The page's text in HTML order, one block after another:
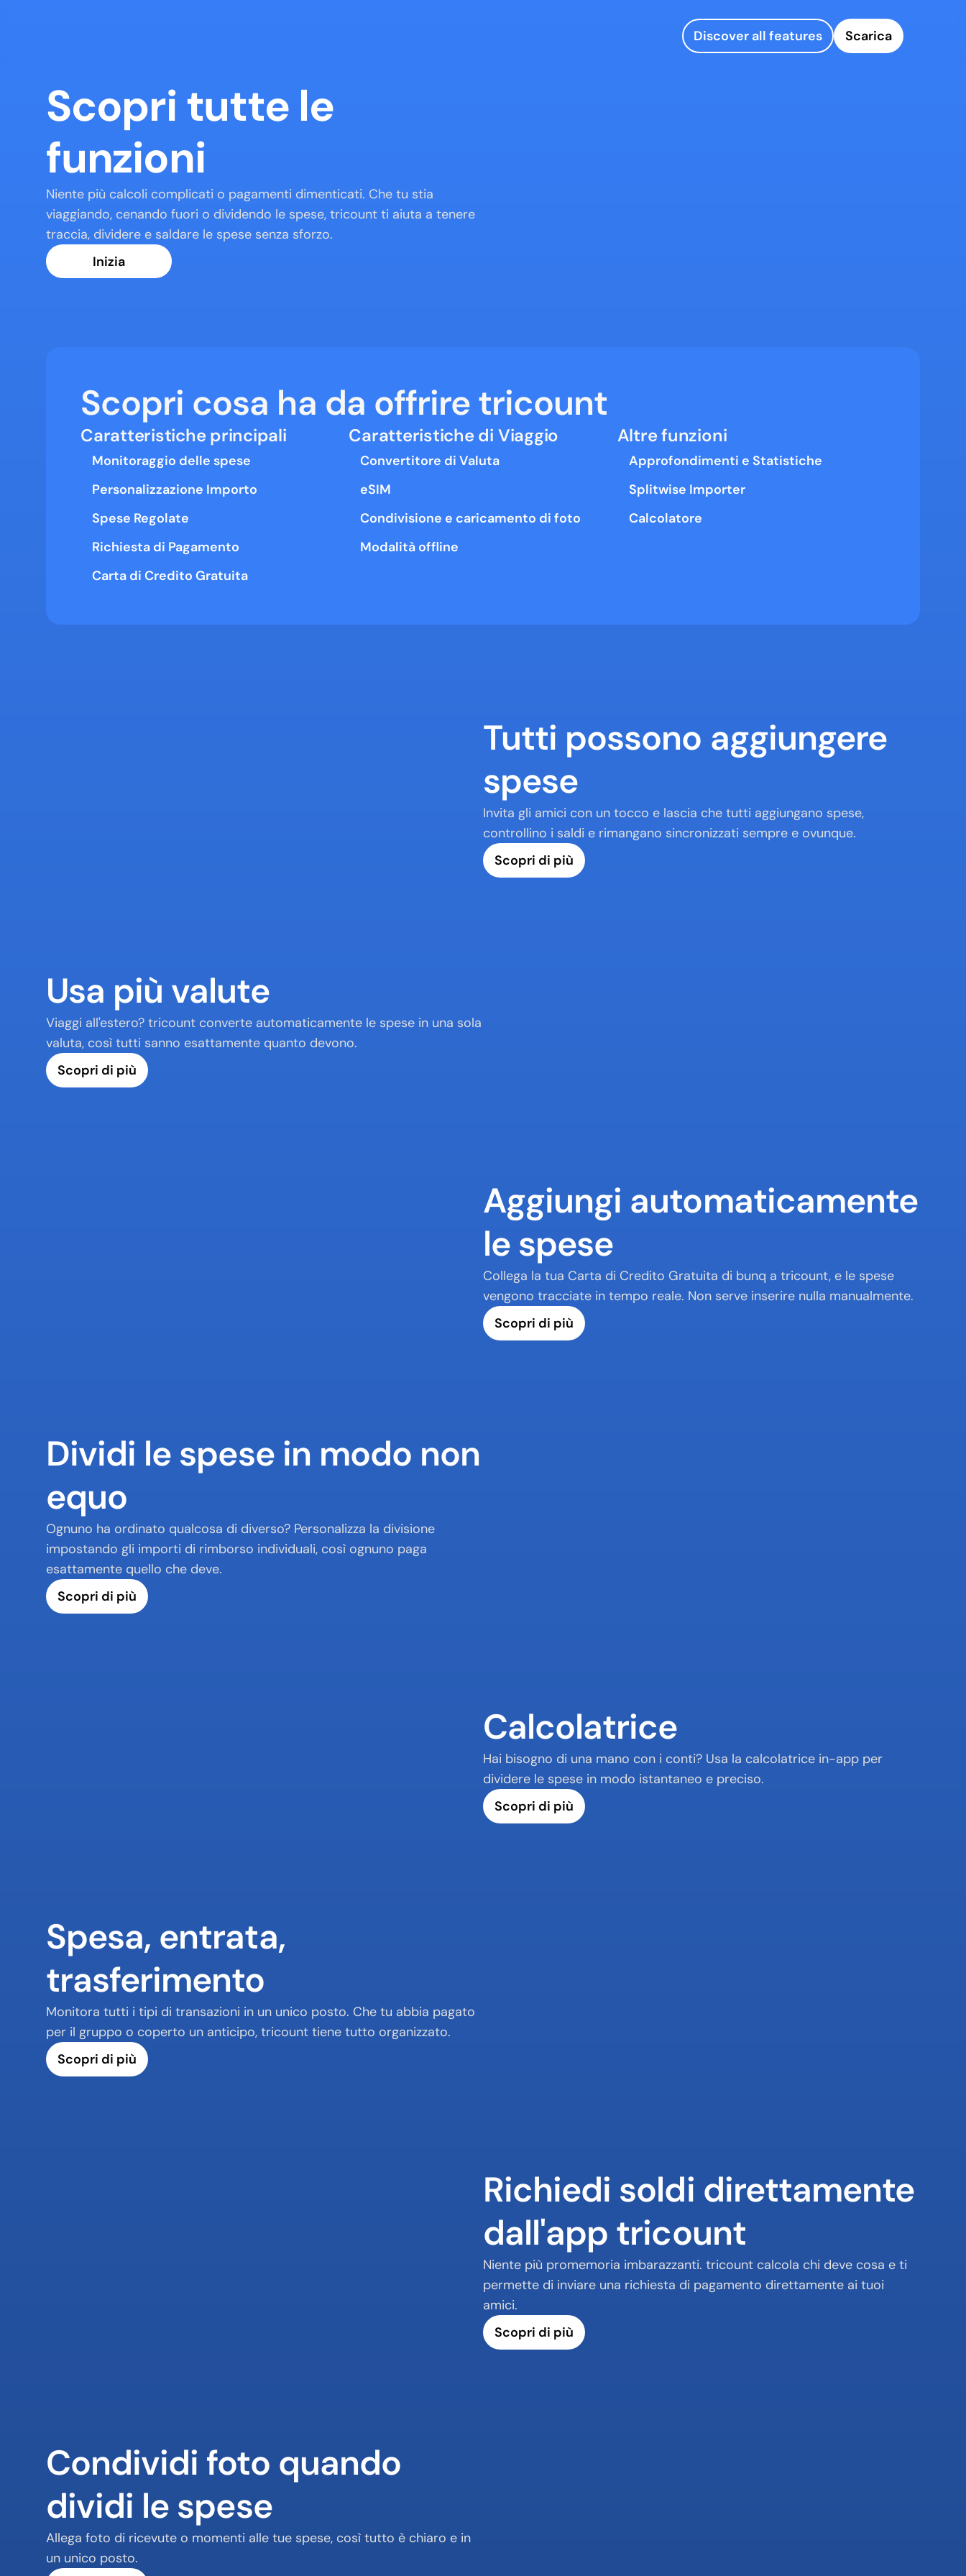
Discover all features Scarica
Scopri tutte le
funzioni
Niente più calcoli complicati o pagamenti dimenticati. Che tu stia
viaggiando, cenando fuori o dividendo le spese, tricount ti aiuta a tenere
traccia, dividere e saldare le spese senza sforzo.
Inizia
Scopri cosa ha da offrire tricount
Caratteristiche principali
Monitoraggio delle spese
Personalizzazione Importo
Spese Regolate
Richiesta di Pagamento
Carta di Credito Gratuita
Caratteristiche di Viaggio
Convertitore di Valuta
eSIM
Condivisione e caricamento di foto
Modalità offline
Altre funzioni
Approfondimenti e Statistiche
Splitwise Importer
Calcolatore
Tutti possono aggiungere
spese
Invita gli amici con un tocco e lascia che tutti aggiungano spese,
controllino i saldi e rimangano sincronizzati sempre e ovunque.
Scopri di più
Usa più valute
Viaggi all'estero? tricount converte automaticamente le spese in una sola
valuta, così tutti sanno esattamente quanto devono.
Scopri di più
Aggiungi automaticamente
le spese
Collega la tua Carta di Credito Gratuita di bunq a tricount, e le spese
vengono tracciate in tempo reale. Non serve inserire nulla manualmente.
Scopri di più
Dividi le spese in modo non
equo
Ognuno ha ordinato qualcosa di diverso? Personalizza la divisione
impostando gli importi di rimborso individuali, così ognuno paga
esattamente quello che deve.
Scopri di più
Calcolatrice
Hai bisogno di una mano con i conti? Usa la calcolatrice in-app per
dividere le spese in modo istantaneo e preciso.
Scopri di più
Spesa, entrata,
trasferimento
Monitora tutti i tipi di transazioni in un unico posto. Che tu abbia pagato
per il gruppo o coperto un anticipo, tricount tiene tutto organizzato.
Scopri di più
Richiedi soldi direttamente
dall'app tricount
Niente più promemoria imbarazzanti. tricount calcola chi deve cosa e ti
permette di inviare una richiesta di pagamento direttamente ai tuoi
amici.
Scopri di più
Condividi foto quando
dividi le spese
Allega foto di ricevute o momenti alle tue spese, così tutto è chiaro e in
un unico posto.